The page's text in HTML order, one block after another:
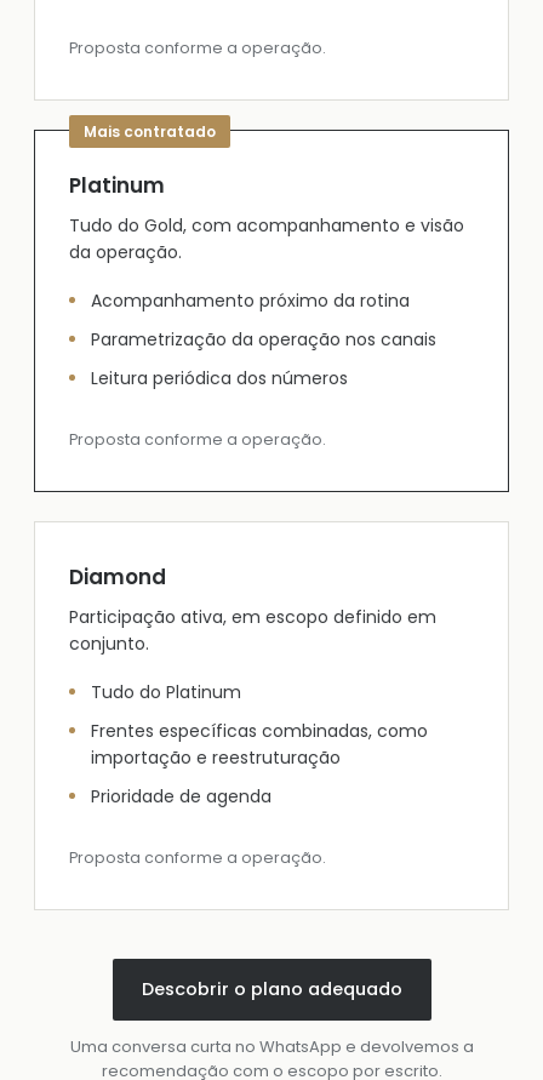
Proposta conforme a operação.
Platinum
Tudo do Gold, com acompanhamento e visão
da operação.
Acompanhamento próximo da rotina
Parametrização da operação nos canais
Leitura periódica dos números
Proposta conforme a operação.
Diamond
Participação ativa, em escopo definido em
conjunto.
Tudo do Platinum
Frentes específicas combinadas, como
importação e reestruturação
Prioridade de agenda
Proposta conforme a operação.
Descobrir o plano adequado
Uma conversa curta no WhatsApp e devolvemos a
recomendação com o escopo por escrito.